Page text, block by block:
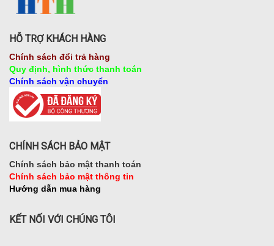
HỖ TRỢ KHÁCH HÀNG
Chính sách đổi trả hàng
Quy định, hình thức thanh toán
Chính sách vận chuyển
CHÍNH SÁCH BẢO MẬT
Chính sách bảo mật thanh toán
Chính sách bảo mật thông tin
Hướng dẫn mua hàng
KẾT NỐI VỚI CHÚNG TÔI